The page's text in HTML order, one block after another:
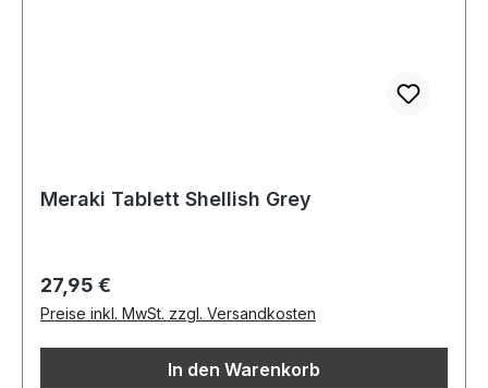
Meraki Tablett Shellish Grey
Regulärer Preis:
27,95 €
Preise inkl. MwSt. zzgl. Versandkosten
In den Warenkorb